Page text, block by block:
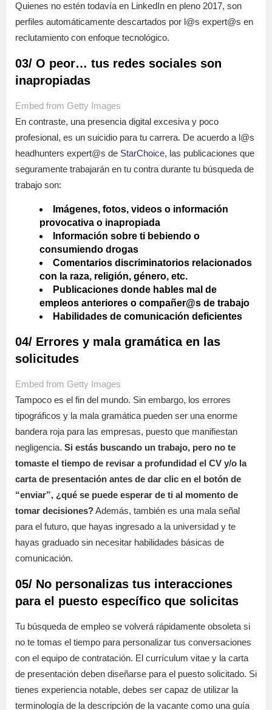
Quienes no estén todavía en LinkedIn en pleno 2017, son
perfiles automáticamente descartados por l@s expert@s en
reclutamiento con enfoque tecnológico.
03/ O peor… tus redes sociales son
inapropiadas
Embed from Getty Images
En contraste, una presencia digital excesiva y poco
profesional, es un suicidio para tu carrera. De acuerdo a l@s
headhunters expert@s de StarChoice, las publicaciones que
seguramente trabajarán en tu contra durante tu búsqueda de
trabajo son:
Imágenes, fotos, videos o información
provocativa o inapropiada
Información sobre ti bebiendo o
consumiendo drogas
Comentarios discriminatorios relacionados
con la raza, religión, género, etc.
Publicaciones donde hables mal de
empleos anteriores o compañer@s de trabajo
Habilidades de comunicación deficientes
04/ Errores y mala gramática en las
solicitudes
Embed from Getty Images
Tampoco es el fin del mundo. Sin embargo, los errores
tipográficos y la mala gramática pueden ser una enorme
bandera roja para las empresas, puesto que manifiestan
negligencia. Si estás buscando un trabajo, pero no te
tomaste el tiempo de revisar a profundidad el CV y/o la
carta de presentación antes de dar clic en el botón de
“enviar”, ¿qué se puede esperar de ti al momento de
tomar decisiones?Además, también es una mala señal
para el futuro, que hayas ingresado a la universidad y te
hayas graduado sin necesitar habilidades básicas de
comunicación.
05/ No personalizas tus interacciones
para el puesto específico que solicitas
Tu búsqueda de empleo se volverá rápidamente obsoleta si
no te tomas el tiempo para personalizar tus conversaciones
con el equipo de contratación. El currículum vitae y la carta
de presentación deben diseñarse para el puesto solicitado. Si
tienes experiencia notable, debes ser capaz de utilizar la
terminología de la descripción de la vacante como una guía